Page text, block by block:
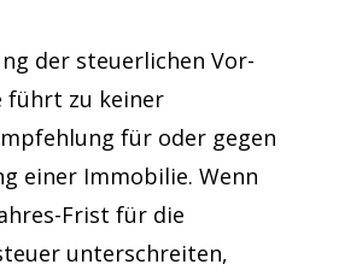
der steuerlichen Vor-
führt zu keiner
für oder gegen
einer Immobilie. Wenn
Frist für die
unterschreiten,